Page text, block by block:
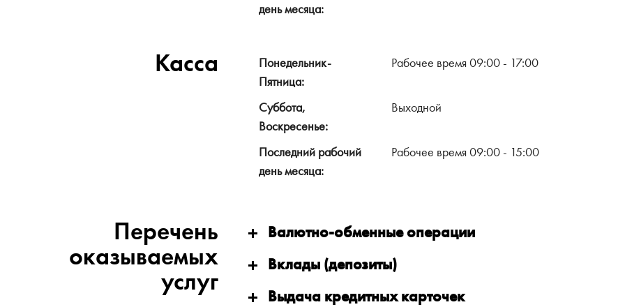
день месяца:
Касса
Понедельник-
Пятница:
Рабочее время 09:00 - 17:00
Суббота,
Воскресенье:
Выходной
Последний рабочий
день месяца:
Рабочее время 09:00 - 15:00
Перечень
оказываемых
услуг
Валютно-обменные операции
Вклады (депозиты)
Выдача кредитных карточек